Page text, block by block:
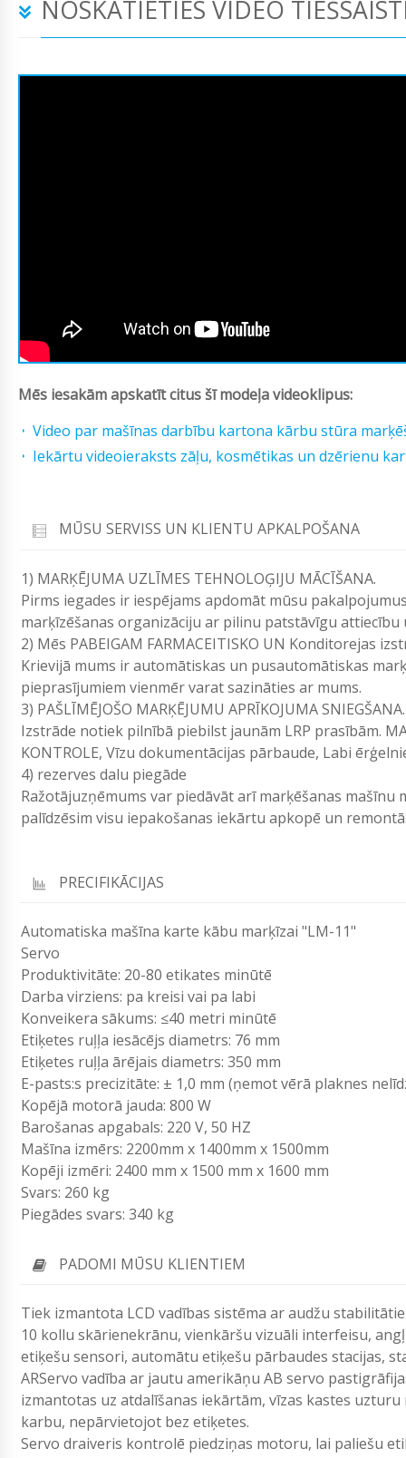
NOSKATIETIES VIDEO
Mēs iesakām apskatīt citus šī modeļa videoklipus:
Video par mašīnas darbību kartona kārbu stūra
Iekārtu videoieraksts zāļu, kosmētikas un dzērienu
MŪSU SERVISS UN KLIENTU APKALPOŠANA
1) MARĶĒJUMA UZLĪMES TEHNOLOĢIJU MĀCĪŠANA.
Pirms iegades ir iespējams apdomāt mūsu
marķīzēšanas organizāciju ar pilinu patstāvīgu attiecību
2) Mēs PABEIGAM FARMACEITISKO UN Konditorejas
Krievijā mums ir automātiskas un pusautomātiskas
pieprasījumiem vienmēr varat sazināties ar mums.
3) PAŠLĪMĒJOŠO MARĶĒJUMU APRĪKOJUMA SNIEGŠANA.
Izstrāde notiek pilnībā piebilst jaunām LRP prasībām.
KONTROLE, Vīzu dokumentācijas pārbaude, Labi
4) rezerves dalu piegāde
Ražotājuzņēmums var piedāvāt arī marķēšanas
palīdzēsim visu iepakošanas iekārtu apkopē un
PRECIFIKĀCIJAS
Automatiska mašīna karte kābu marķīzai "LM-11"
Servo
Produktivitāte: 20-80 etikates minūtē
Darba virziens: pa kreisi vai pa labi
Konveikera sākums: ≤40 metri minūtē
Etiķetes ruļļa iesācējs diametrs: 76 mm
Etiķetes ruļļa ārējais diametrs: 350 mm
E-pasts:s precizitāte: ± 1,0 mm (ņemot vērā plaknes
Kopējā motorā jauda: 800 W
Barošanas apgabals: 220 V, 50 HZ
Mašīna izmērs: 2200mm x 1400mm x 1500mm
Kopēji izmēri: 2400 mm x 1500 mm x 1600 mm
Svars: 260 kg
Piegādes svars: 340 kg
PADOMI MŪSU KLIENTIEM
Tiek izmantota LCD vadības sistēma ar audžu
10 kollu skārienekrānu, vienkāršu vizuāli interfeisu,
etiķešu sensori, automātu etiķešu pārbaudes stacijas,
ARServo vadība ar jautu amerikāņu AB servo
izmantotas uz atdalīšanas iekārtām, vīzas kastes
karbu, nepārvietojot bez etiķetes.
Servo draiveris kontrolē piedziņas motoru, lai paliešu